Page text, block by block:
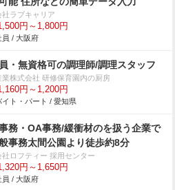
社ラブキャリア
円～1,800円
員 / 大阪府
・無資格可の調理師/調理スタッフ
業株式会社 研修保育園内の厨房
円～1,200円
イト・パート / 愛知県
務・OA事務/緩衝材のを扱う企業で
事務太間公園より徒歩約8分
社ロフティー 採用センター
円～1,650円
員 / 大阪府